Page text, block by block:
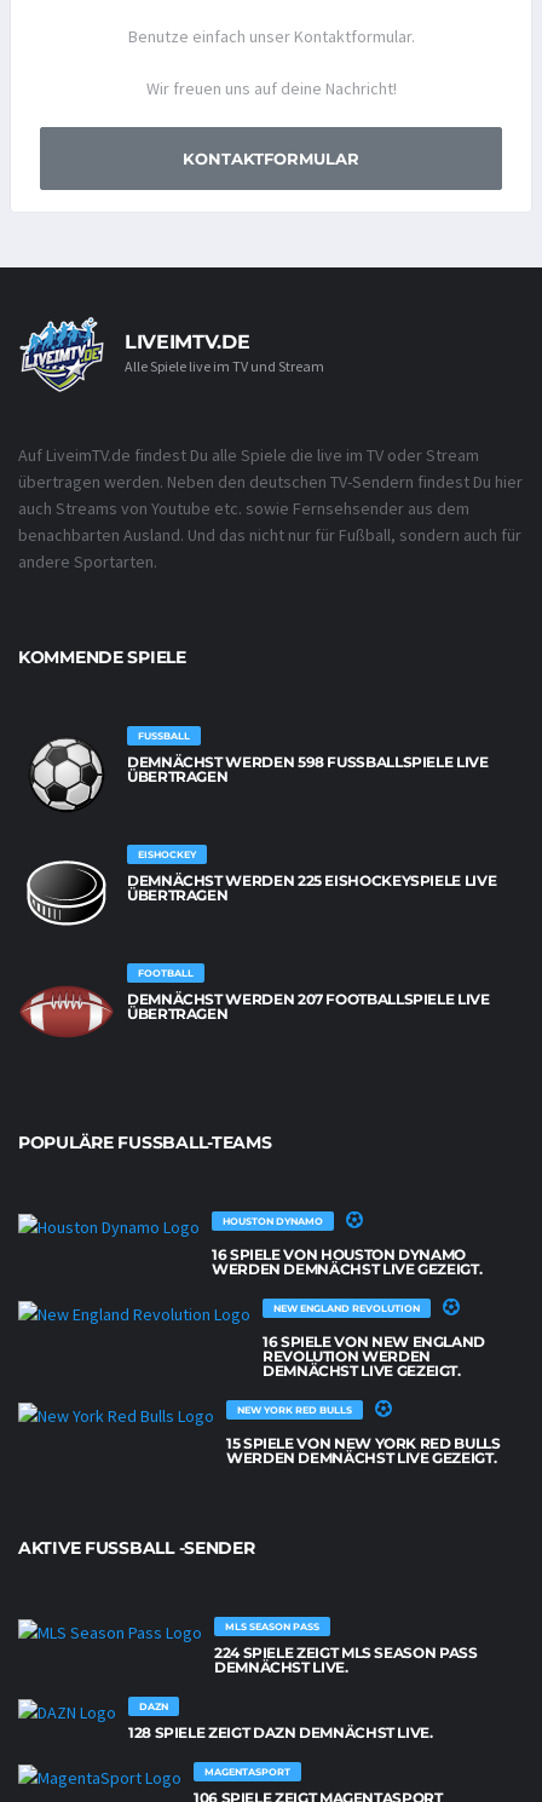
Benutze einfach unser Kontaktformular.
Wir freuen uns auf deine Nachricht!
KONTAKTFORMULAR
LIVEIMTV.DE
Alle Spiele live im TV und Stream
Auf LiveimTV.de findest Du alle Spiele die live im TV oder Stream
übertragen werden. Neben den deutschen TV-Sendern findest Du hier
auch Streams von Youtube etc. sowie Fernsehsender aus dem
benachbarten Ausland. Und das nicht nur für Fußball, sondern auch für
andere Sportarten.
KOMMENDE SPIELE
FUSSBALL
DEMNÄCHST WERDEN 598 FUSSBALLSPIELE LIVE Ü
BERTRAGEN
EISHOCKEY
DEMNÄCHST WERDEN 225 EISHOCKEYSPIELE LIVE
ÜBERTRAGEN
FOOTBALL
DEMNÄCHST WERDEN 207 FOOTBALLSPIELE LIVE
ÜBERTRAGEN
POPULÄRE FUSSBALL-TEAMS
HOUSTON DYNAMO
16 SPIELE VON HOUSTON DYNAMO
WERDEN DEMNÄCHST LIVE GEZEIGT.
NEW ENGLAND REVOLUTION
16 SPIELE VON NEW ENGLAND
REVOLUTION WERDEN
DEMNÄCHST LIVE GEZEIGT.
NEW YORK RED BULLS
15 SPIELE VON NEW YORK RED BULLS
WERDEN DEMNÄCHST LIVE GEZEIGT.
AKTIVE FUSSBALL -SENDER
MLS SEASON PASS
224 SPIELE ZEIGT MLS SEASON PASS
DEMNÄCHST LIVE.
DAZN
128 SPIELE ZEIGT DAZN DEMNÄCHST LIVE.
MAGENTASPORT
106 SPIELE ZEIGT MAGENTASPORT